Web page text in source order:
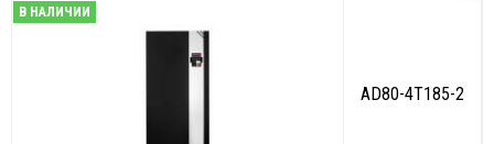
В НАЛИЧИИ
AD80-4T185-2